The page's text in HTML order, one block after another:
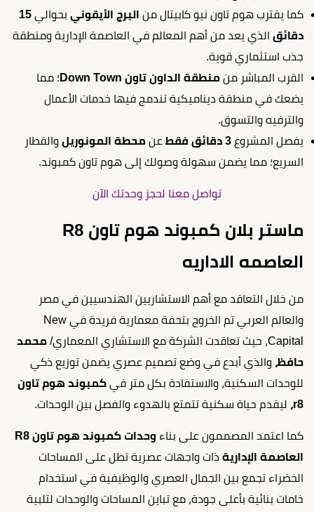
كما يقترب هوم تاون نيو كابيتال من البرج الأيقوني بحوالي 15
دقائق الذي يعد من أهم المعالم في العاصمة الإدارية ومنطقة
جذب استثماري قوية.
القرب المباشر من منطقة الداون تاون Down Town
؛ مما
يضعك في منطقة ديناميكية تندمج فيها خدمات الأعمال
والترفيه والتسوق.
يفصل المشروع 3 دقائق فقط عن محطة المونوريل والقطار
السريع؛ مما يضمن سهولة وصولك إلى هوم تاون كمبوند.
تواصل معنا لحجز وحدتك الآن
ماستر بلان كمبوند هوم تاون R8
العاصمه الاداريه
من خلال التعاقد مع أهم الاستشاريين الهندسيين في مصر
والعالم العربي تم الخروج بتحفة معمارية فريدة في New
Capital، حيث تعاقدت الشركة مع الاستشاري المعماري/
محمد
حافظ، والذي أبدع في وضع تصميم عصري يضمن توزيع ذكي
للوحدات السكنية، والاستفادة بكل متر في كمبوند هوم تاون
r8، ليقدم حياة سكنية تتمتع بالهدوء والفصل بين الوحدات.
كما اعتمد المصممون على بناء
وحدات كمبوند هوم تاون R8
العاصمة الإدارية ذات واجهات عصرية تطل على المساحات
الخضراء تجمع بين الجمال العصري والوظيفية في استخدام
خامات بنائية بأعلى جودة، مع تباين المساحات والوحدات لتلبية